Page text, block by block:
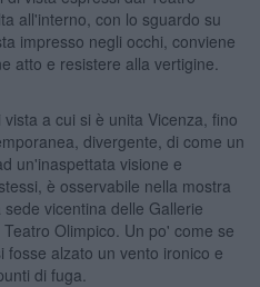
all'interno, con lo sguardo su
impresso negli occhi, conviene
atto e resistere alla vertigine.
a cui si è unita Vicenza, fino
divergente, di come un
un'inaspettata visione e
è osservabile nella mostra
vicentina delle Gallerie
Olimpico. Un po' come se
fosse alzato un vento ironico e
di fuga.